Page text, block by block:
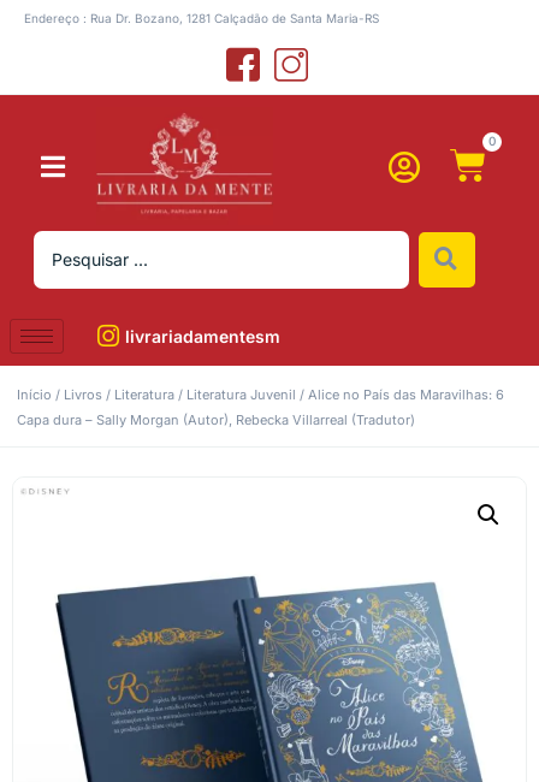
Endereço : Rua Dr. Bozano, 1281 Calçadão de Santa Maria-RS
0
livrariadamentesm
Início / Livros / Literatura / Literatura Juvenil / Alice no País das Maravilhas: 6
Capa dura – Sally Morgan (Autor), Rebecka Villarreal (Tradutor)